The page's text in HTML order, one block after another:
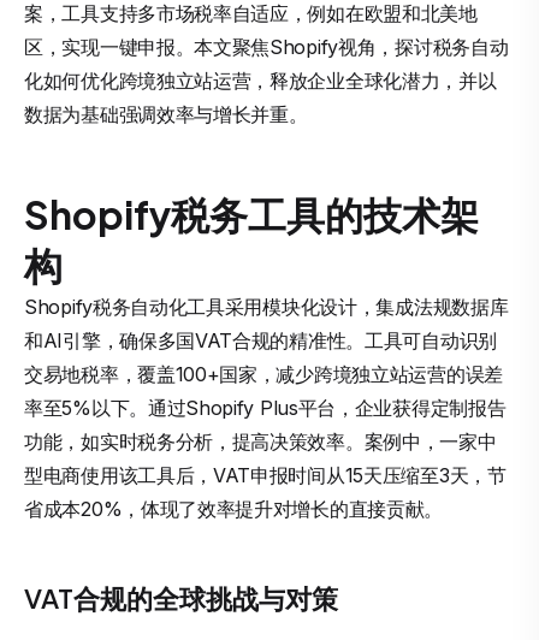
案，工具支持多市场税率自适应，例如在欧盟和北美地
区，实现一键申报。本文聚焦Shopify视角，探讨税务自动
化如何优化跨境独立站运营，释放企业全球化潜力，并以
数据为基础强调效率与增长并重。
Shopify税务工具的技术架
构
Shopify税务自动化工具采用模块化设计，集成法规数据库
和AI引擎，确保多国VAT合规的精准性。工具可自动识别
交易地税率，覆盖100+国家，减少跨境独立站运营的误差
率至5%以下。通过Shopify Plus平台，企业获得定制报告
功能，如实时税务分析，提高决策效率。案例中，一家中
型电商使用该工具后，VAT申报时间从15天压缩至3天，节
省成本20%，体现了效率提升对增长的直接贡献。
VAT合规的全球挑战与对策